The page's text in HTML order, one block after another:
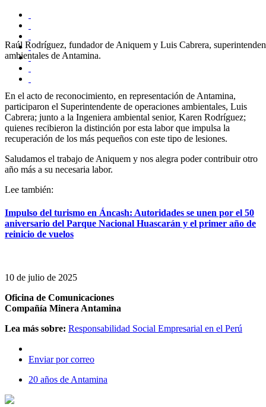
Raúl Rodríguez, fundador de Aniquem y Luis Cabrera,
ambientales de Antamina.
En el acto de reconocimiento, en representación de Antamina,
participaron el Superintendente de operaciones ambientales, Luis
Cabrera; junto a la Ingeniera ambiental senior, Karen Rodríguez;
quienes recibieron la distinción por esta labor que impulsa la
recuperación de los más pequeños con este tipo de lesiones.
Saludamos el trabajo de Aniquem y nos alegra poder contribuir otro
año más a su necesaria labor.
Lee también:
Impulso del turismo en Áncash: Autoridades se unen por el 50
aniversario del Parque Nacional Huascarán y el primer año de
reinicio de vuelos
10 de julio de 2025
Oficina de Comunicaciones
Compañía Minera Antamina
Lea más sobre: Responsabilidad Social Empresarial en el Perú
Enviar por correo
20 años de Antamina